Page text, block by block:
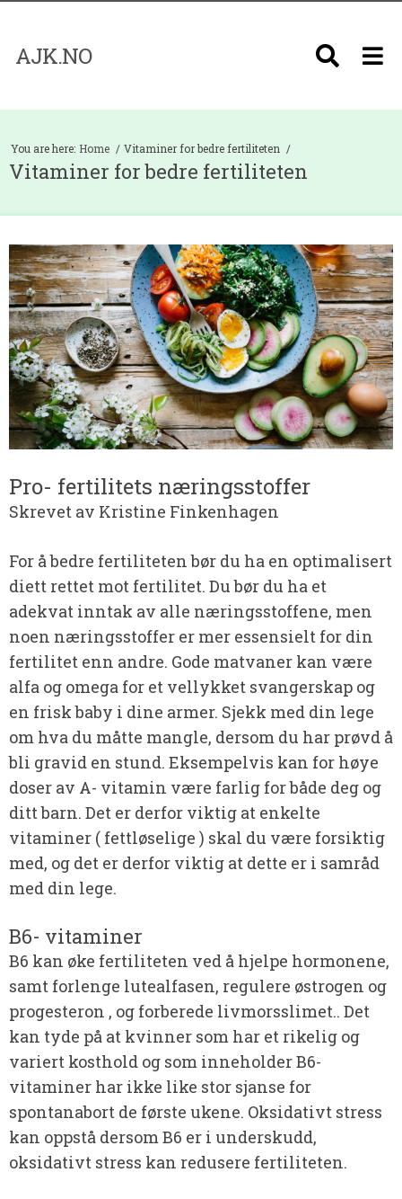
AJK.NO
You are here: Home Vitaminer for bedre fertiliteten
Vitaminer for bedre fertiliteten
Pro- fertilitets næringsstoffer
Skrevet av Kristine Finkenhagen
For å bedre fertiliteten bør du ha en optimalisert
diett rettet mot fertilitet. Du bør du ha et
adekvat inntak av alle næringsstoffene, men
noen næringsstoffer er mer essensielt for din
fertilitet enn andre. Gode matvaner kan være
alfa og omega for et vellykket svangerskap og
en frisk baby i dine armer. Sjekk med din lege
om hva du måtte mangle, dersom du har prøvd å
bli gravid en stund. Eksempelvis kan for høye
doser av A- vitamin være farlig for både deg og
ditt barn. Det er derfor viktig at enkelte
vitaminer ( fettløselige ) skal du være forsiktig
med, og det er derfor viktig at dette er i samråd
med din lege.
B6- vitaminer
B6 kan øke fertiliteten ved å hjelpe hormonene,
samt forlenge lutealfasen, regulere østrogen og
progesteron , og forberede livmorsslimet.. Det
kan tyde på at kvinner som har et rikelig og
variert kosthold og som inneholder B6-
vitaminer har ikke like stor sjanse for
spontanabort de første ukene. Oksidativt stress
kan oppstå dersom B6 er i underskudd,
oksidativt stress kan redusere fertiliteten.